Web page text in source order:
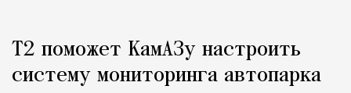
Т2 поможет КамАЗу настроить
систему мониторинга автопарка